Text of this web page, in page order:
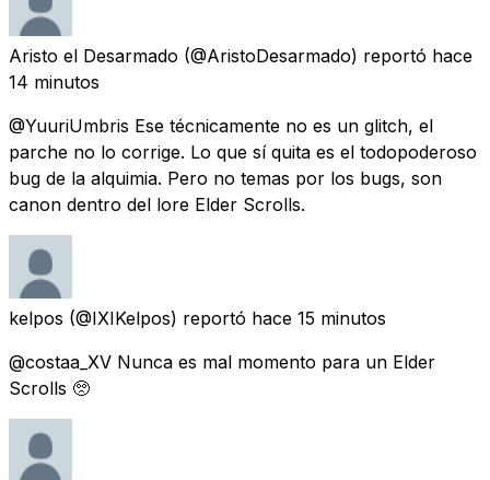
Aristo el Desarmado (@AristoDesarmado) reportó hace
14 minutos
@YuuriUmbris Ese técnicamente no es un glitch, el
parche no lo corrige. Lo que sí quita es el todopoderoso
bug de la alquimia. Pero no temas por los bugs, son
canon dentro del lore Elder Scrolls.
kelpos (@IXIKelpos) reportó hace 15 minutos
@costaa_XV Nunca es mal momento para un Elder
Scrolls 🥺